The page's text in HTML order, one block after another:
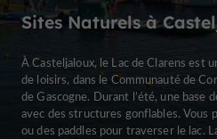
Sites Naturels à
À Casteljaloux, le Lac de Clarens est
de loisirs, dans le Communauté de
de Gascogne. Durant l’été, une base
avec des structures gonflables. Vous
ou des paddles pour traverser le lac.